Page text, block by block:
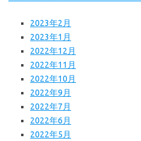
2023年2月
2023年1月
2022年12月
2022年11月
2022年10月
2022年9月
2022年7月
2022年6月
2022年5月